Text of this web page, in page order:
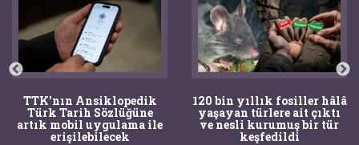
TTK'nın Ansiklopedik
Türk Tarih Sözlüğüne
artık mobil uygulama ile
erişilebilecek
120 bin yıllık fosiller hâlâ
yaşayan türlere ait çıktı
ve nesli kurumuş bir tür
keşfedildi